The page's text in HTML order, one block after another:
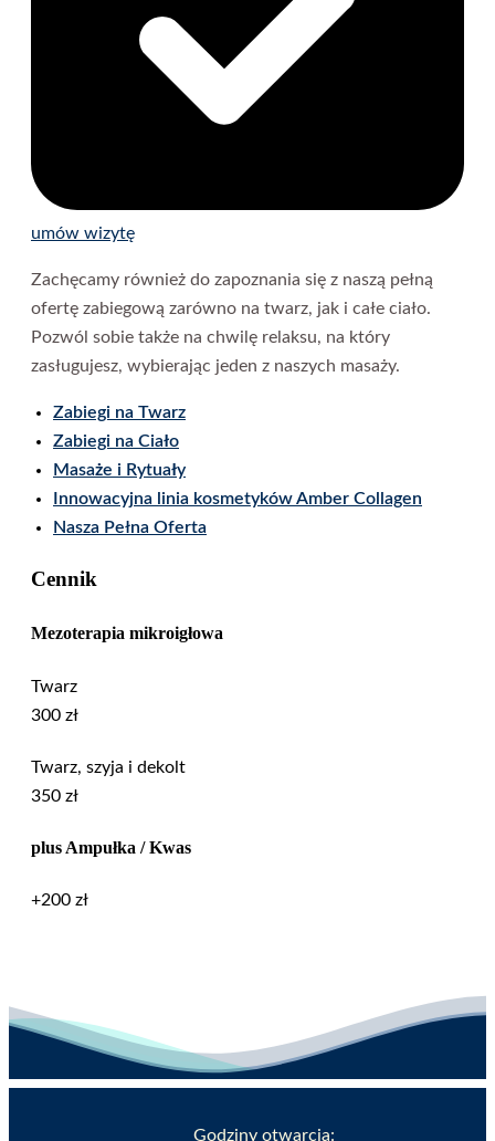
umów wizytę
Zachęcamy również do zapoznania się z naszą pełną
ofertę zabiegową zarówno na twarz, jak i całe ciało.
Pozwól sobie także na chwilę relaksu, na który
zasługujesz, wybierając jeden z naszych masaży.
Zabiegi na Twarz
Zabiegi na Ciało
Masaże i Rytuały
Innowacyjna linia kosmetyków Amber Collagen
Nasza Pełna Oferta
Cennik
Mezoterapia mikroigłowa
Twarz
300 zł
Twarz, szyja i dekolt
350 zł
plus Ampułka / Kwas
+200 zł
Godziny otwarcia: